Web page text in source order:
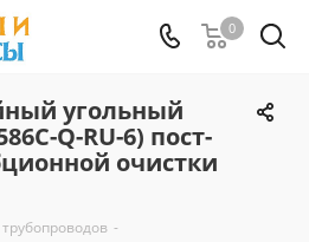
0
угольный
Q-RU-6) пост-
очистки
-